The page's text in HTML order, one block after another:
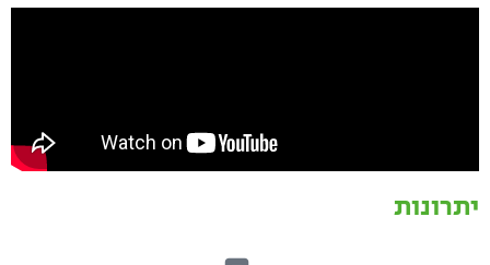
יתרונות